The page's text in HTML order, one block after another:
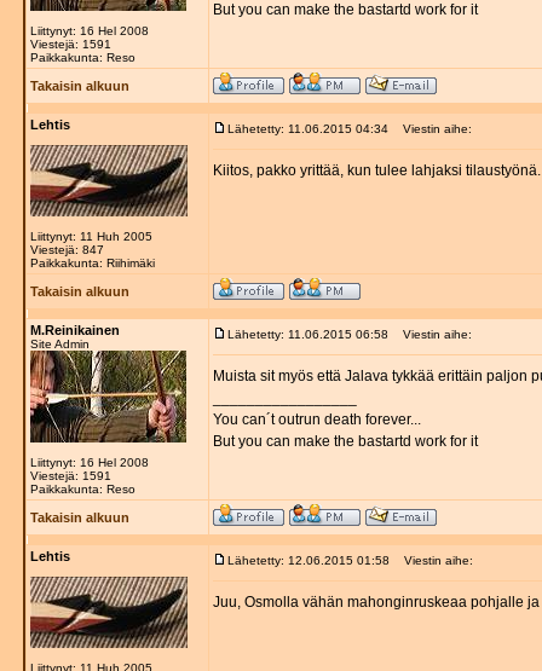
Liittynyt: 16 Hel 2008
Viestejä: 1591
Paikkakunta: Reso
But you can make the bastartd work for it
Takaisin alkuun
Lehtis
Liittynyt: 11 Huh 2005
Viestejä: 847
Paikkakunta: Riihimäki
Lähetetty: 11.06.2015 04:34 Viestin aihe:
Kiitos, pakko yrittää, kun tulee lahjaksi tilaustyönä.
Takaisin alkuun
M.Reinikainen
Site Admin
Liittynyt: 16 Hel 2008
Viestejä: 1591
Paikkakunta: Reso
Lähetetty: 11.06.2015 06:58 Viestin aihe:
Muista sit myös että Jalava tykkää erittäin paljon
You can´t outrun death forever...
But you can make the bastartd work for it
Takaisin alkuun
Lehtis
Liittynyt: 11 Huh 2005
Lähetetty: 12.06.2015 01:58 Viestin aihe:
Juu, Osmolla vähän mahonginruskeaa pohjalle